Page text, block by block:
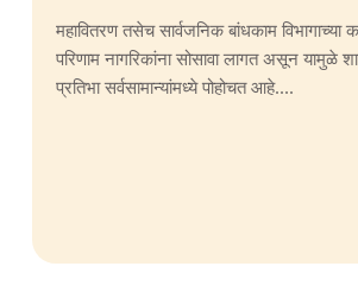
महावितरण तसेच सार्वजनिक बांधकाम विभागाच्या
परिणाम नागरिकांना सोसावा लागत असून यामुळे
प्रतिभा सर्वसामान्यांमध्ये पोहोचत आहे....